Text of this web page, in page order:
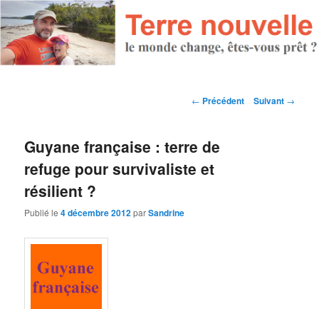
Navigation des articles
← Précédent Suivant →
Guyane française : terre de
refuge pour survivaliste et
résilient ?
Publié le4 décembre 2012parSandrine